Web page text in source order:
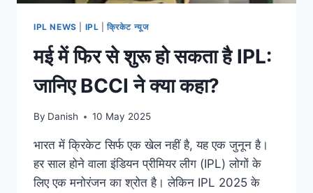
IPL NEWS IPL |क्रिकेट न्यूज
मई में फिर से शुरू हो सकता है IPL:
जानिए BCCI ने क्या कहा?
By Danish 10 May 2025
भारत में क्रिकेट सिर्फ एक खेल नहीं है, यह एक जुनून है।
हर साल होने वाला इंडियन प्रीमियर लीग (IPL) लोगों के
लिए एक मनोरंजन का श्रोत है। लेकिन IPL 2025 के